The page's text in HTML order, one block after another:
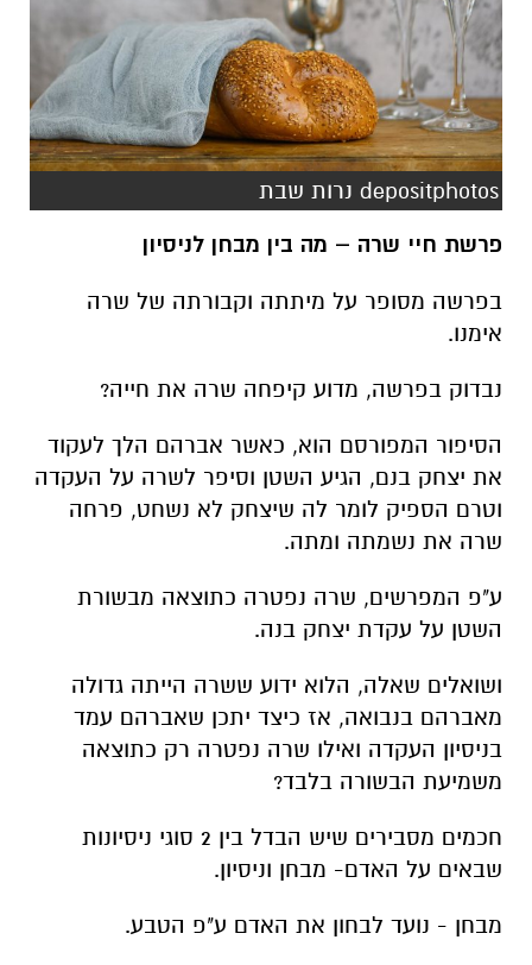
depositphotos נרות שבת
פרשת חיי שרה – מה בין מבחן לניסיון
בפרשה מסופר על מיתתה וקבורתה של שרה
אימנו.
נבדוק בפרשה, מדוע קיפחה שרה את חייה?
הסיפור המפורסם הוא, כאשר אברהם הלך לעקוד
את יצחק בנם, הגיע השטן וסיפר לשרה על העקדה
וטרם הספיק לומר לה שיצחק לא נשחט, פרחה
שרה את נשמתה ומתה.
ע"פ המפרשים, שרה נפטרה כתוצאה מבשורת
השטן על עקדת יצחק בנה.
ושואלים שאלה, הלוא ידוע ששרה הייתה גדולה
מאברהם בנבואה, אז כיצד יתכן שאברהם עמד
בניסיון העקדה ואילו שרה נפטרה רק כתוצאה
משמיעת הבשורה בלבד?
חכמים מסבירים שיש הבדל בין 2 סוגי ניסיונות
שבאים על האדם- מבחן וניסיון.
מבחן - נועד לבחון את האדם ע"פ הטבע.